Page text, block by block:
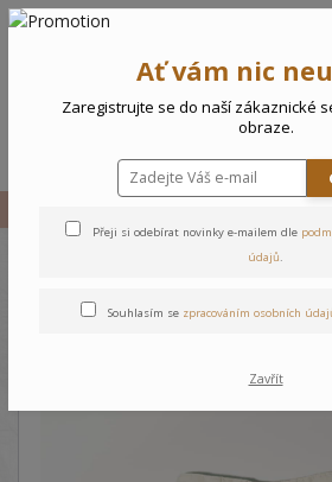
Kojenecké kalhoty
Ať vám nic
Zaregistrujte se do naší zákaznické
obraze.
Přeji si odebírat novinky e-mailem dle
údajů.
Souhlasím se zpracováním osobních
Zavřít